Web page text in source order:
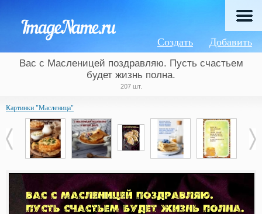
Добавить
Создать
Вас с Масленицей поздравляю. Пусть счастьем
будет жизнь полна.
207 шт.
Картинки "Масленица"